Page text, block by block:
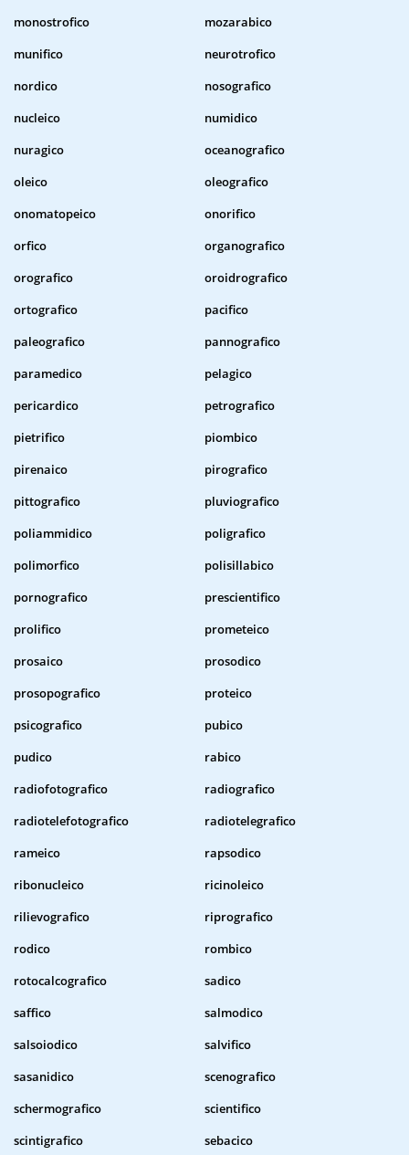
monostrofico
mozarabico
munifico
neurotrofico
nordico
nosografico
nucleico
numidico
nuragico
oceanografico
oleico
oleografico
onomatopeico
onorifico
orfico
organografico
orografico
oroidrografico
ortografico
pacifico
paleografico
pannografico
paramedico
pelagico
pericardico
petrografico
pietrifico
piombico
pirenaico
pirografico
pittografico
pluviografico
poliammidico
poligrafico
polimorfico
polisillabico
pornografico
prescientifico
prolifico
prometeico
prosaico
prosodico
prosopografico
proteico
psicografico
pubico
pudico
rabico
radiofotografico
radiografico
radiotelefotografico
radiotelegrafico
rameico
rapsodico
ribonucleico
ricinoleico
rilievografico
riprografico
rodico
rombico
rotocalcografico
sadico
saffico
salmodico
salsoiodico
salvifico
sasanidico
scenografico
schermografico
scientifico
scintigrafico
sebacico